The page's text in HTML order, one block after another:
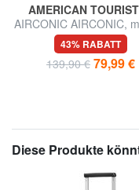
AMERICAN
AIRCONIC AIRCONIC,
Größe, leicht
43% RABATT
139,90 € 79,99 €
Diese Produkte